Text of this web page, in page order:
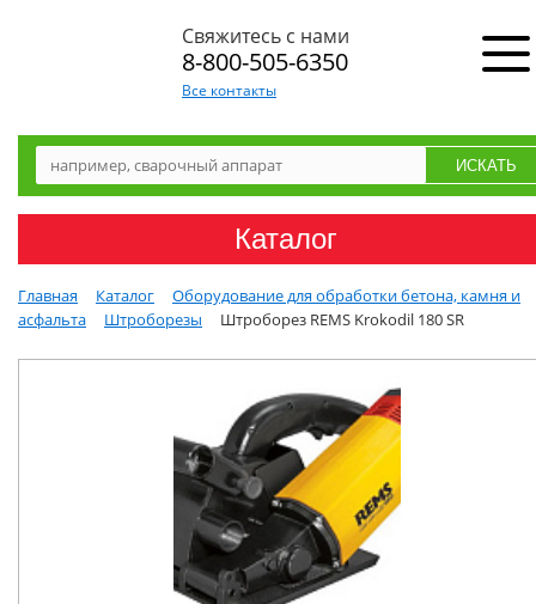
Свяжитесь с нами
8-800-505-6350
Все контакты
Каталог
Главная Каталог
Оборудование для обработки бетона, камня и
асфальта
Штроборезы Штроборез REMS Krokodil 180 SR